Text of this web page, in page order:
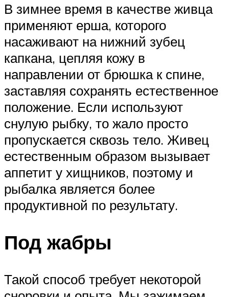
В зимнее время в качестве живца
применяют ерша, которого
насаживают на нижний зубец
капкана, цепляя кожу в
направлении от брюшка к спине,
заставляя сохранять естественное
положение. Если используют
снулую рыбку, то жало просто
пропускается сквозь тело. Живец
естественным образом вызывает
аппетит у хищников, поэтому и
рыбалка является более
продуктивной по результату.
Под жабры
Такой способ требует некоторой